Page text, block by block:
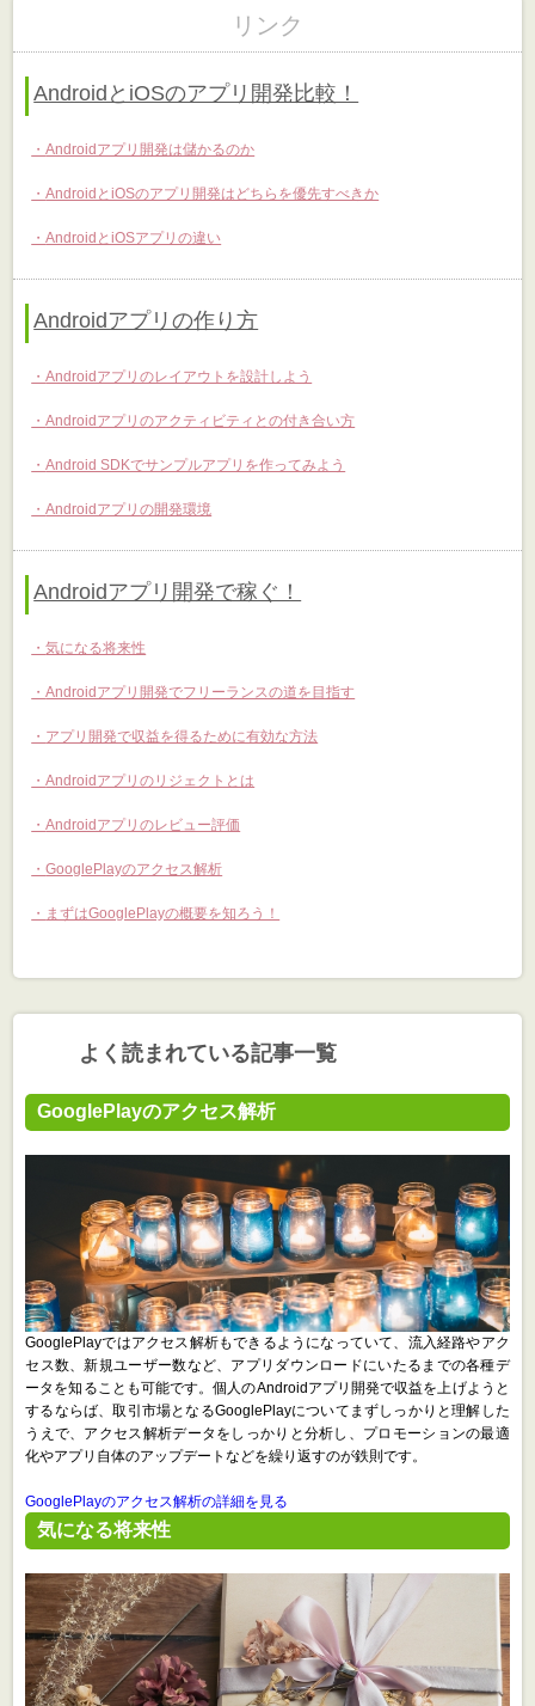
リンク
AndroidとiOSのアプリ開発比較！
Androidアプリ開発は儲かるのか
AndroidとiOSのアプリ開発はどちらを優先すべきか
AndroidとiOSアプリの違い
Androidアプリの作り方
Androidアプリのレイアウトを設計しよう
Androidアプリのアクティビティとの付き合い方
Android SDKでサンプルアプリを作ってみよう
Androidアプリの開発環境
Androidアプリ開発で稼ぐ！
気になる将来性
Androidアプリ開発でフリーランスの道を目指す
アプリ開発で収益を得るために有効な方法
Androidアプリのリジェクトとは
Androidアプリのレビュー評価
GooglePlayのアクセス解析
まずはGooglePlayの概要を知ろう！
よく読まれている記事一覧
GooglePlayのアクセス解析
GooglePlayではアクセス解析もできるようになっていて、流入経路やアク
セス数、新規ユーザー数など、アプリダウンロードにいたるまでの各種デ
ータを知ることも可能です。個人のAndroidアプリ開発で収益を上げようと
するならば、取引市場となるGooglePlayについてまずしっかりと理解した
うえで、アクセス解析データをしっかりと分析し、プロモーションの最適
化やアプリ自体のアップデートなどを繰り返すのが鉄則です。
GooglePlayのアクセス解析の詳細を見る
気になる将来性